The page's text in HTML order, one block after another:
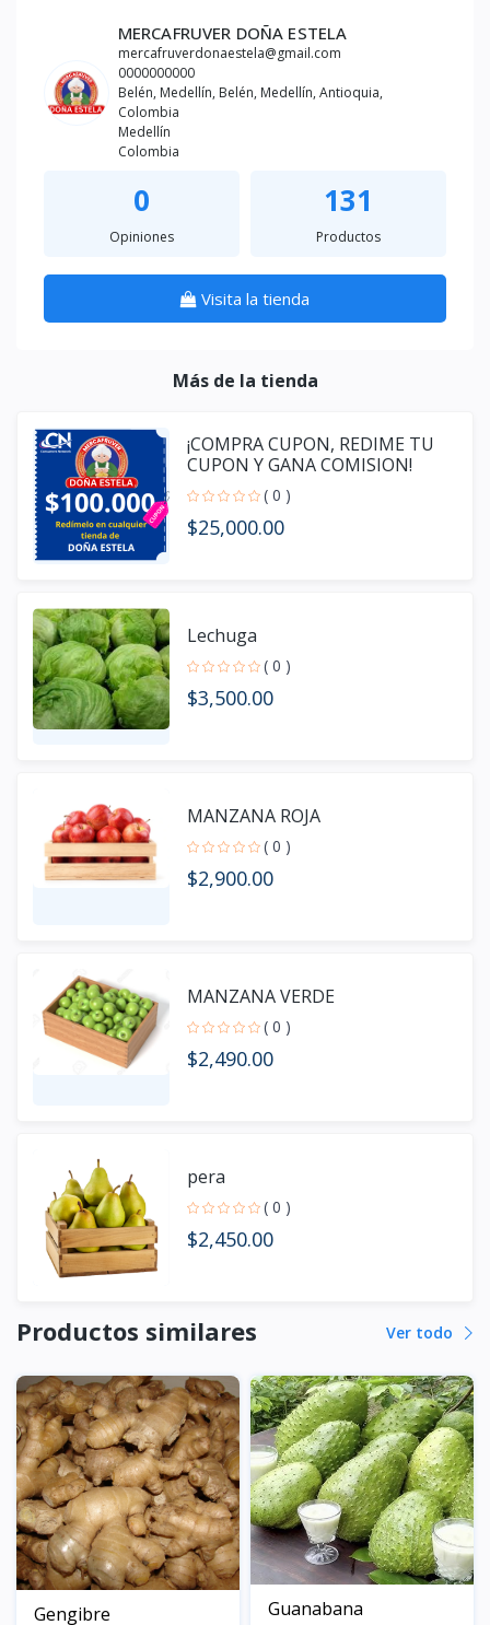
MERCAFRUVER DOÑA ESTELA
mercafruverdonaestela@gmail.com
0000000000
Belén, Medellín, Belén, Medellín, Antioquia,
Colombia
Medellín
Colombia
0
Opiniones
131
Productos
Visita la tienda
Más de la tienda
¡COMPRA CUPON, REDIME TU
CUPON Y GANA COMISION!
( 0 )
$25,000.00
Lechuga
( 0 )
$3,500.00
MANZANA ROJA
( 0 )
$2,900.00
MANZANA VERDE
( 0 )
$2,490.00
pera
( 0 )
$2,450.00
Productos similares Ver todo
Gengibre Guanabana